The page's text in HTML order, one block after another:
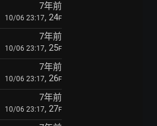
7年前
10/06 23:17, 24F
7年前
10/06 23:17, 25F
7年前
10/06 23:17, 26F
7年前
10/06 23:17, 27F